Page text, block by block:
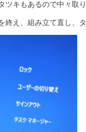
ツキもあるので中々取
終え、組み立て直し、